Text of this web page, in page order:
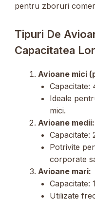
pentru zboruri
Tipuri De
Capacitatea
Avioane mici
Capacitate:
Ideale
mici.
Avioane medii:
Capacitate:
Potrivite
corporate
Avioane mari:
Capacitate:
Utilizate